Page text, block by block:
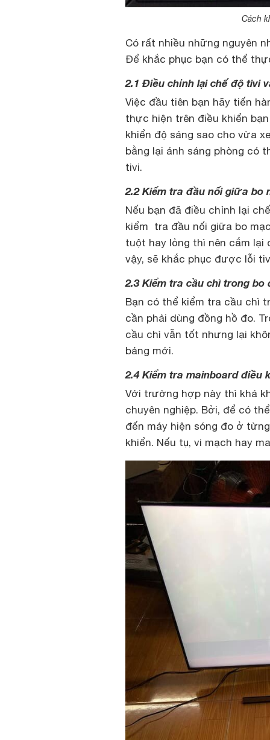
Cách
Có rất nhiều những nguyên
Để khắc phục bạn có thể
2.1 Điều chỉnh lại chế độ tivi
Việc đầu tiên bạn hãy tiến
thực hiện trên điều khiển
khiển độ sáng sao cho vừa
bằng lại ánh sáng phòng có
tivi.
2.2 Kiểm tra đầu nối giữa bo
Nếu bạn đã điều chỉnh lại
kiểm tra đầu nối giữa bo
tuột hay lỏng thì nên cắm
vậy, sẽ khắc phục được lỗi
2.3 Kiểm tra cầu chì trong bo
Bạn có thể kiểm tra cầu chì
cần phải dùng đồng hồ đo.
cầu chì vẫn tốt nhưng lại
bảng mới.
2.4 Kiểm tra mainboard điều
Với trường hợp này thì khá
chuyên nghiệp. Bởi, để có
đến máy hiện sóng đo ở
khiển. Nếu tụ, vi mạch hay